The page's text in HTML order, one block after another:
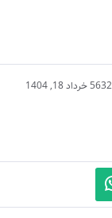
خرداد 18, 1404